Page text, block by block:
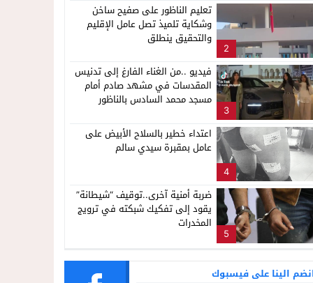
2
تعليم الناظور على صفيح ساخن
وشكاية تلميذ تصل عامل الإقليم
والتحقيق ينطلق
3
فيديو ..من الغناء الفارغ إلى تدنيس
المقدسات في مشهد صادم أمام
مسجد محمد السادس بالناظور
4
اعتداء خطير بالسلاح الأبيض على
عامل بمقبرة سيدي سالم
5
ضربة أمنية آخرى..توقيف “شيطانة”
يقود إلى تفكيك شبكته في ترويج
المخدرات
الينا على فيسبوك